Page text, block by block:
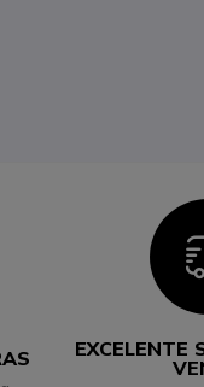
EXCELENTE